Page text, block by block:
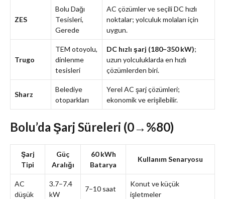
ZES
Bolu Dağı
Tesisleri,
Gerede
AC çözümler ve seçili DC hızlı
noktalar; yolculuk molaları için
uygun.
Trugo
TEM otoyolu,
dinlenme
tesisleri
DC hızlı şarj (180–350 kW);
uzun yolculuklarda en hızlı
çözümlerden biri.
Sharz
Belediye
otoparkları
Yerel AC şarj çözümleri;
ekonomik ve erişilebilir.
Bolu’da Şarj Süreleri (0→%80)
Şarj
Tipi
Güç
Aralığı
60 kWh
Batarya
Kullanım Senaryosu
AC
düşük
3.7–7.4
kW
7–10 saat
Konut ve küçük
işletmeler